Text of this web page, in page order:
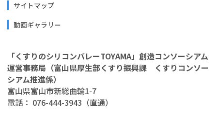
サイトマップ
動画ギャラリー
「くすりのシリコンバレーTOYAMA」創造コンソーシアム
運営事務局（富山県厚生部くすり振興課 くすりコンソー
シアム推進係）
富山県富山市新総曲輪1-7
電話： 076-444-3943（直通）